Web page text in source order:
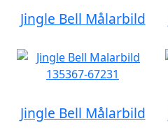
Jingle Bell Målarbild
Jingle Bell Målarbild